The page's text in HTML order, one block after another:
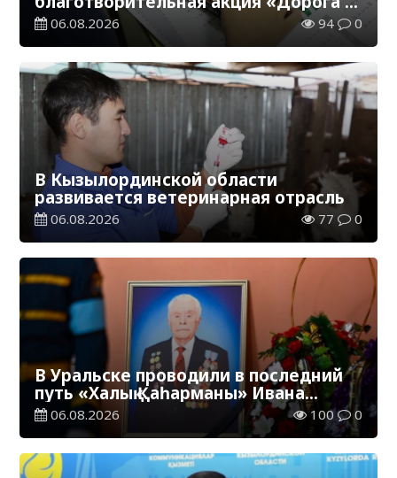
школу»
06.08.2026 94 0
В Кызылординской области
развивается ветеринарная отрасль
06.08.2026 77 0
В Уральске проводили в последний
путь «Халық Қаһарманы» Ивана
Степановича Гапича
06.08.2026 100 0